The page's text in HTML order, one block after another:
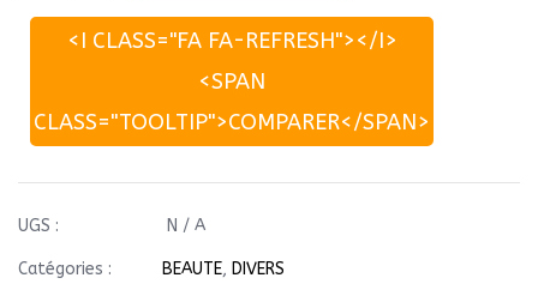
<I CLASS="FA FA-REFRESH"></I>
<SPAN
CLASS="TOOLTIP">COMPARER</SPAN>
UGS : N / A
Catégories : BEAUTE, DIVERS